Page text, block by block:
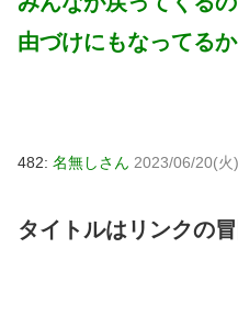
由づけにもなってる
482: 名無しさん 2023/06/20(火
タイトルはリンクの